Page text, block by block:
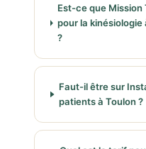
Est-ce que
pour la
?
Faut-il être sur
patients à Toulon ?